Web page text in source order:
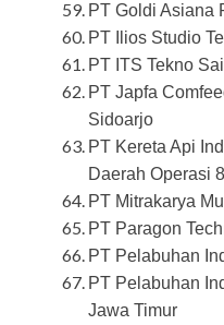
PT Goldi Asiana
PT Ilios Studio
PT ITS Tekno
PT Japfa
Sidoarjo
PT Kereta Api
Daerah Operasi
PT Mitrakarya
PT Paragon
PT Pelabuhan
PT Pelabuhan
Jawa Timur